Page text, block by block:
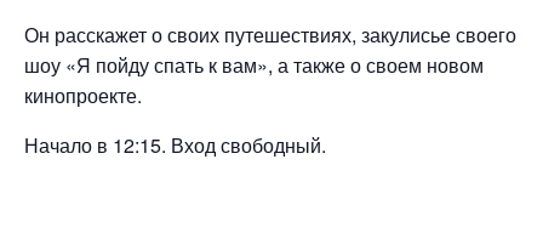
Он расскажет о своих путешествиях, закулисье своего
шоу «Я пойду спать к вам», а также о своем новом
кинопроекте.
Начало в 12:15. Вход свободный.